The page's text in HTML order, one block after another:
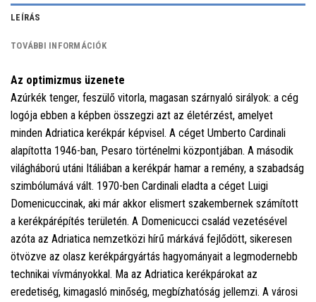
LEÍRÁS
TOVÁBBI INFORMÁCIÓK
Az optimizmus üzenete
Azúrkék tenger, feszülő vitorla, magasan szárnyaló sirályok: a cég
logója ebben a képben összegzi azt az életérzést, amelyet
minden Adriatica kerékpár képvisel. A céget Umberto Cardinali
alapította 1946-ban, Pesaro történelmi központjában. A második
világháború utáni Itáliában a kerékpár hamar a remény, a szabadság
szimbólumává vált. 1970-ben Cardinali eladta a céget Luigi
Domenicuccinak, aki már akkor elismert szakembernek számított
a kerékpárépítés területén. A Domenicucci család vezetésével
azóta az Adriatica nemzetközi hírű márkává fejlődött, sikeresen
ötvözve az olasz kerékpárgyártás hagyományait a legmodernebb
technikai vívmányokkal. Ma az Adriatica kerékpárokat az
eredetiség, kimagasló minőség, megbízhatóság jellemzi. A városi